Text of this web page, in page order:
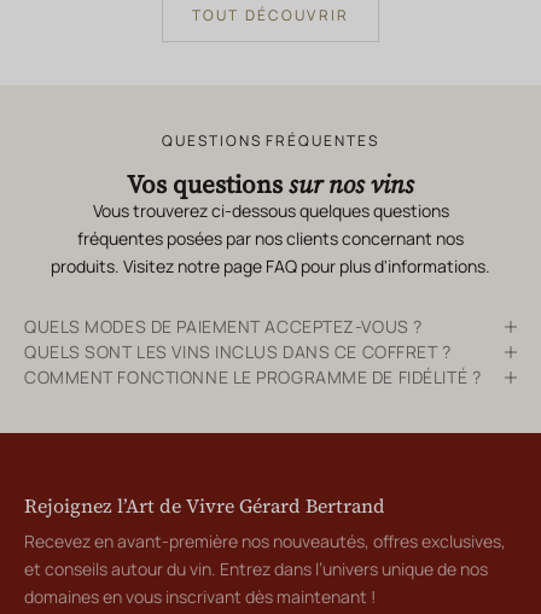
TOUT DÉCOUVRIR
QUESTIONS FRÉQUENTES
Vos questionssur nos vins
Vous trouverez ci-dessous quelques questions
fréquentes posées par nos clients concernant nos
produits. Visitez notre page FAQ pour plus d'informations.
QUELS MODES DE PAIEMENT ACCEPTEZ-VOUS ?
QUELS SONT LES VINS INCLUS DANS CE COFFRET ?
COMMENT FONCTIONNE LE PROGRAMME DE FIDÉLITÉ ?
Rejoignez l’Art de Vivre Gérard Bertrand
Recevez en avant-première nos nouveautés, offres exclusives,
et conseils autour du vin. Entrez dans l’univers unique de nos
domaines en vous inscrivant dès maintenant !